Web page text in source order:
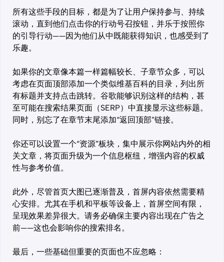
所有这些手段的目标，都是为了让用户保持参与、持续
滚动，直到他们点击你的行动号召按钮，并乐于按照你
的引导行动——因为他们从中既能获得知识，也感受到了
乐趣。
如果你的文章像本篇一样篇幅较长、子章节众多，可以
考虑在页面顶部添加一个类似维基百科的目录，列出所
有标题并支持点击跳转。谷歌能够识别这样的结构，甚
至可能在搜索结果页面（SERP）中直接显示这些标题。
同时，别忘了在章节末尾添加“返回顶部”链接。
你还可以设置一个“资源”板块，集中展示你网站内外的相
关文章，将页面升级为一个信息枢纽，增强内容的权威
性与参考价值。
此外，尽管首页大图已逐渐普及，首屏内容依然需要精
心安排。尤其在手机和平板等设备上，首屏空间有限，
呈现效果差异很大。请务必确保主要内容出现在广告之
前——这也会影响你的搜索排名。
最后，一些基础但重要的页面也不应忽略：